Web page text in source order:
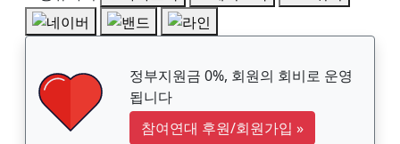
정부지원금 0%, 회원의 회비로 운영
됩니다
참여연대 후원/회원가입 »